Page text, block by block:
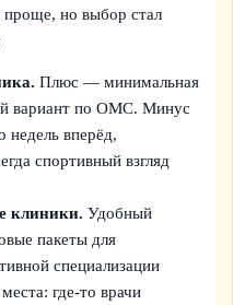
проще, но выбор стал
Плюс — минимальная
вариант по ОМС. Минус
недель вперёд,
спортивный взгляд
клиники. Удобный
пакеты для
специализации
где‑то врачи